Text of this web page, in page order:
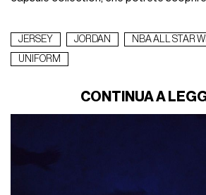
JERSEY JORDAN
NBA ALL STAR
UNIFORM
CONTINUA A